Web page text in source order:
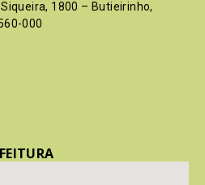
1800 – Butieirinho,
000